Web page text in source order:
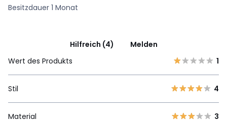
Besitzdauer 1 Monat
Hilfreich (4)
Melden
Wert des Produkts
1
Stil 4
Material 3